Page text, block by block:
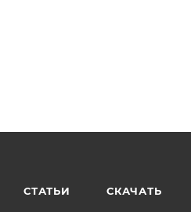
СТАТЬИ СКАЧАТЬ